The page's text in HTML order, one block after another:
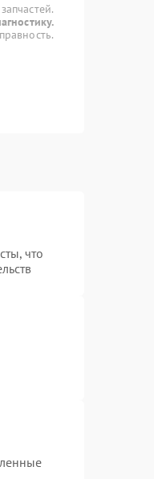
что